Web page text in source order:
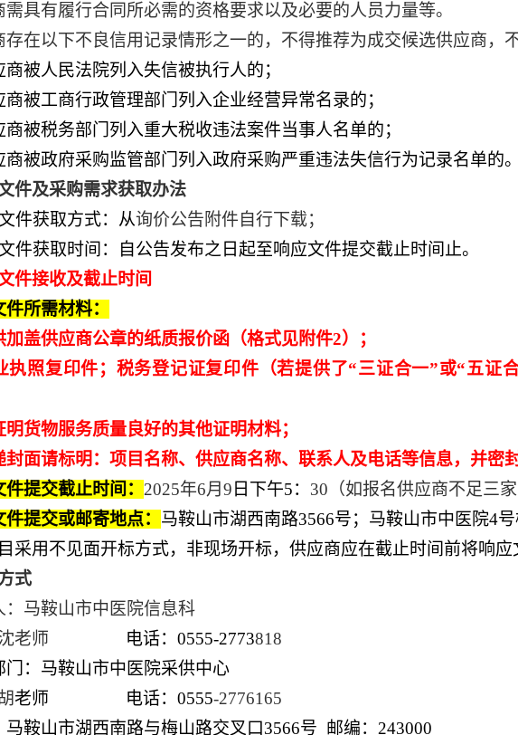
需具有履行合同所必需的资格要求以及必要的人员力量等。
存在以下不良信用记录情形之一的，不得推荐为成交候选供应商，
商被人民法院列入失信被执行人的；
商被工商行政管理部门列入企业经营异常名录的；
商被税务部门列入重大税收违法案件当事人名单的；
商被政府采购监管部门列入政府采购严重违法失信行为记录名单的。
件及采购需求获取办法
件获取方式：从询价公告附件自行下载；
件获取时间：自公告发布之日起至响应文件提交截止时间止。
件接收及截止时间
件所需材料：
加盖供应商公章的纸质报价函（格式见附件2）
；
执照复印件；税务登记证复印件（若提供了“三证合一”或“五证
明货物服务质量良好的其他证明材料；
面请标明：项目名称、 供应商名称、联系人及电话等信息， 并密
提交截止时间： 2025年6月9 日下午5： 30（如报名供应商不足三
提交或邮寄地点： 马鞍山市湖西南路3566号；马鞍山市中医院4号
采用不见面开标方式，非现场开标，供应商应在截止时间前将响应
式
：马鞍山市中医院信息科
：沈老师
电话：0555-2773818
门：马鞍山市中医院采供中心
老师 电话：0555-2776165
马鞍山市湖西南路与梅山路交叉口3566号 邮编：243000